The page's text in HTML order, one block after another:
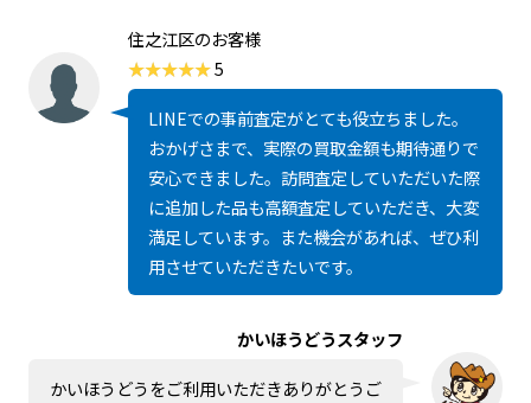
住之江区のお客様
5
LINEでの事前査定がとても役立ちました。
おかげさまで、実際の買取金額も期待通りで
安心できました。訪問査定していただいた際
に追加した品も高額査定していただき、大変
満足しています。また機会があれば、ぜひ利
用させていただきたいです。
かいほうどうスタッフ
かいほうどうをご利用いただきありがとうご